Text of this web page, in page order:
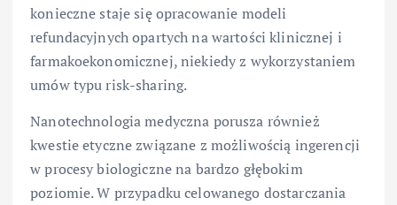
konieczne staje się opracowanie modeli
refundacyjnych opartych na wartości klinicznej i
farmakoekonomicznej, niekiedy z wykorzystaniem
umów typu risk-sharing.
Nanotechnologia medyczna porusza również
kwestie etyczne związane z możliwością ingerencji
w procesy biologiczne na bardzo głębokim
poziomie. W przypadku celowanego dostarczania